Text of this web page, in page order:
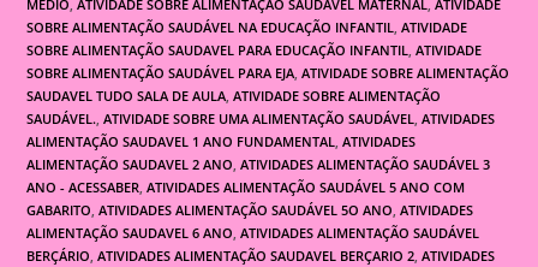
MEDIO, ATIVIDADE SOBRE ALIMENTAÇÃO SAUDAVEL MATERNAL, ATIVIDADE
SOBRE ALIMENTAÇÃO SAUDÁVEL NA EDUCAÇÃO INFANTIL, ATIVIDADE
SOBRE ALIMENTAÇÃO SAUDAVEL PARA EDUCAÇÃO INFANTIL, ATIVIDADE
SOBRE ALIMENTAÇÃO SAUDÁVEL PARA EJA, ATIVIDADE SOBRE ALIMENTAÇÃO
SAUDAVEL TUDO SALA DE AULA, ATIVIDADE SOBRE ALIMENTAÇÃO
SAUDÁVEL., ATIVIDADE SOBRE UMA ALIMENTAÇÃO SAUDÁVEL, ATIVIDADES
ALIMENTAÇÃO SAUDAVEL 1 ANO FUNDAMENTAL, ATIVIDADES
ALIMENTAÇÃO SAUDAVEL 2 ANO, ATIVIDADES ALIMENTAÇÃO SAUDÁVEL 3
ANO - ACESSABER, ATIVIDADES ALIMENTAÇÃO SAUDÁVEL 5 ANO COM
GABARITO, ATIVIDADES ALIMENTAÇÃO SAUDÁVEL 5O ANO, ATIVIDADES
ALIMENTAÇÃO SAUDAVEL 6 ANO, ATIVIDADES ALIMENTAÇÃO SAUDÁVEL
BERÇÁRIO, ATIVIDADES ALIMENTAÇÃO SAUDAVEL BERÇARIO 2, ATIVIDADES